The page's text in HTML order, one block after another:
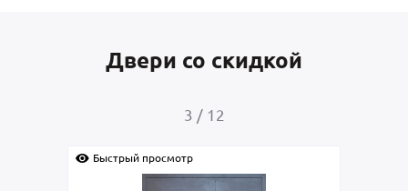
Двери со скидкой
4 / 12